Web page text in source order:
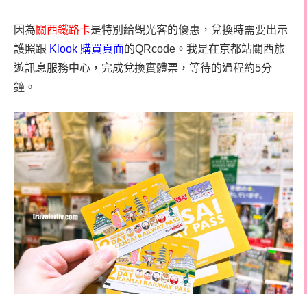
因為關西鐵路卡是特別給觀光客的優惠，兌換時需要出示
護照跟 Klook 購買頁面的QRcode。我是在京都站關西旅
遊訊息服務中心，完成兌換實體票，等待的過程約5分
鐘。